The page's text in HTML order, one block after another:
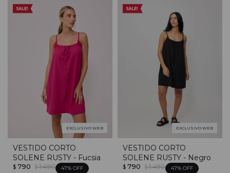
EXCLUSIVO WEB
VESTIDO CORTO
SOLENE RUSTY - Fucsia
$ 790 $ 1.490 47
EXCLUSIVO WEB
VESTIDO CORTO
SOLENE RUSTY - Negro
$ 790 $ 1.490 47